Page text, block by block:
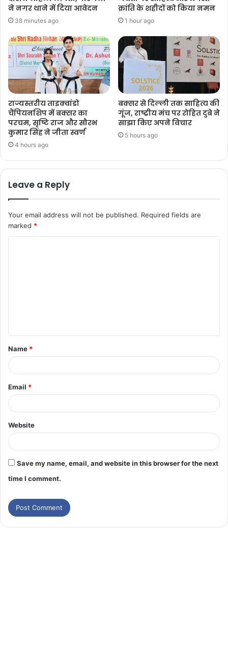
ने नगर थाने में दिया आवेदन
38 minutes ago
क्रांति के शहीदों को किया नमन
1 hour ago
राज्यस्तरीय ताइक्वांडो
चैंपियनशिप में बक्सर का
परचम, सृष्टि राज और सौरभ
कुमार सिंह ने जीता स्वर्ण
4 hours ago
बक्सर से दिल्ली तक साहित्य की
गूंज, राष्ट्रीय मंच पर रोहित दुबे ने
साझा किए अपने विचार
5 hours ago
Leave a Reply
Your email address will not be published. Required fields are
marked *
Name *
Email *
Website
Save my name, email, and website in this browser for the next
time I comment.